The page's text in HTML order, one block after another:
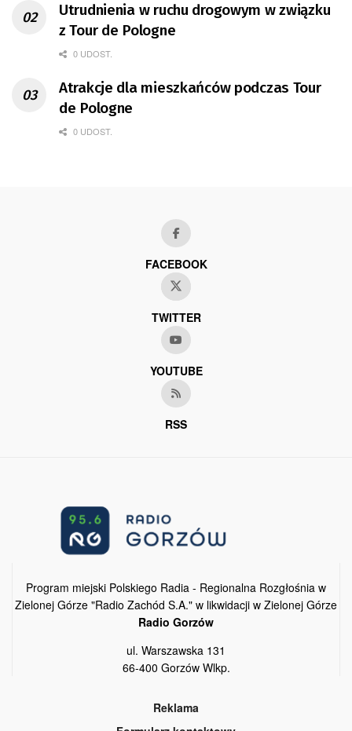
Utrudnienia w ruchu drogowym w związku
z Tour de Pologne
0 UDOST.
Atrakcje dla mieszkańców podczas Tour
de Pologne
0 UDOST.
FACEBOOK
TWITTER
YOUTUBE
RSS
Program miejski Polskiego Radia - Regionalna Rozgłośnia w
Zielonej Górze "Radio Zachód S.A." w likwidacji w Zielonej Górze
Radio Gorzów
ul. Warszawska 131
66-400 Gorzów Wlkp.
Reklama